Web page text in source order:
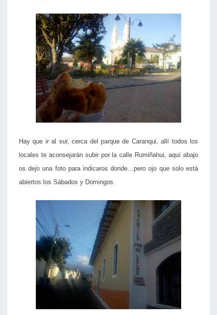
Hay que ir al sur, cerca del parque de Caranqui, allí todos los
locales te aconsejarán subir por la calle Rumiñahui, aquí abajo
os dejo una foto para indicaros donde…pero ojo que solo está
abiertos los Sábados y Domingos.